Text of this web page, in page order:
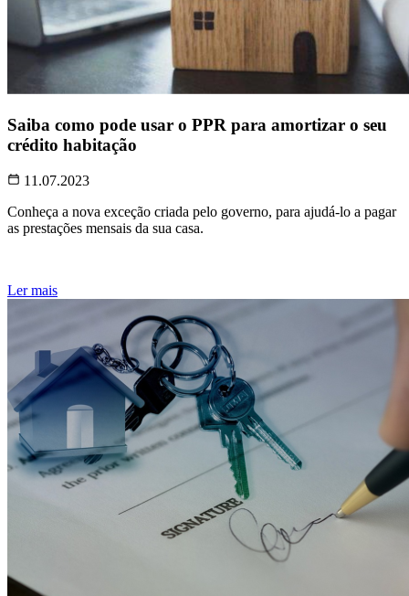
Saiba como pode usar o PPR para amortizar o seu
crédito habitação
11.07.2023
Conheça a nova exceção criada pelo governo, para ajudá-lo a pagar
as prestações mensais da sua casa.
Ler mais